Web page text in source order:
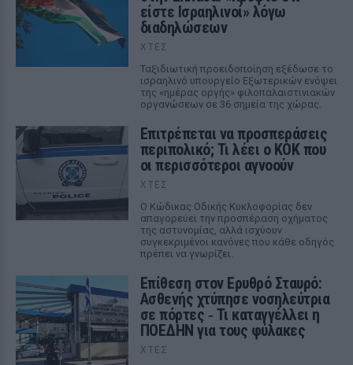
είστε Ισραηλινοί» λόγω
διαδηλώσεων
ΧΤΕΣ
Ταξιδιωτική προειδοποίηση εξέδωσε το
ισραηλινό υπουργείο Εξωτερικών ενόψει
της «ημέρας οργής» φιλοπαλαιστινιακών
οργανώσεων σε 36 σημεία της χώρας.
Επιτρέπεται να προσπεράσεις
περιπολικό; Τι λέει ο ΚΟΚ που
οι περισσότεροι αγνοούν
ΧΤΕΣ
Ο Κώδικας Οδικής Κυκλοφορίας δεν
απαγορεύει την προσπέραση οχήματος
της αστυνομίας, αλλά ισχύουν
συγκεκριμένοι κανόνες που κάθε οδηγός
πρέπει να γνωρίζει.
Επίθεση στον Ερυθρό Σταυρό:
Ασθενής χτύπησε νοσηλεύτρια
σε πόρτες ‑ Τι καταγγέλλει η
ΠΟΕΔΗΝ για τους φύλακες
ΧΤΕΣ